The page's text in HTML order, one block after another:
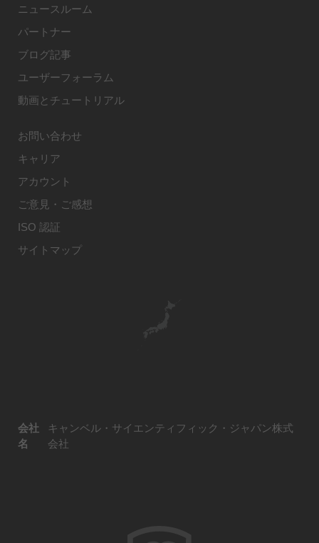
ニュースルーム
パートナー
ブログ記事
ユーザーフォーラム
動画とチュートリアル
お問い合わせ
キャリア
アカウント
ご意見・ご感想
ISO 認証
サイトマップ
会社
名
キャンベル・サイエンティフィック・ジャパン株式
会社